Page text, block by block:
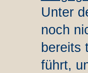
Unter
noch
bereits
führt,